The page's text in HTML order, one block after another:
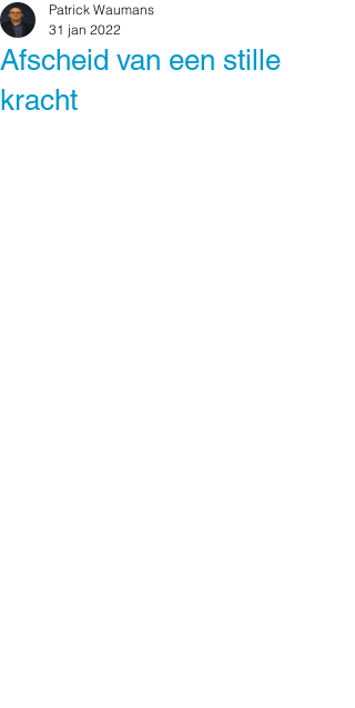
Afscheid van een stille
kracht
Patrick Waumans
31 jan 2022